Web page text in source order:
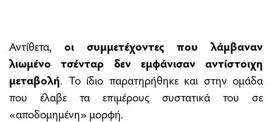
Αντίθετα, οι συμμετέχοντες που λάμβαναν
λιωμένο τσένταρ δεν εμφάνισαν αντίστοιχη
μεταβολή. Το ίδιο παρατηρήθηκε και στην ομάδα
που έλαβε τα επιμέρους συστατικά του σε
«αποδομημένη» μορφή.